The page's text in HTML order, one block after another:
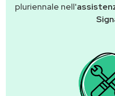
pluriennale nell'